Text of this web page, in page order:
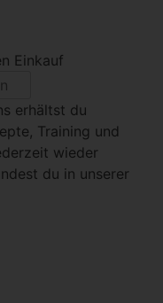
Einkauf
erhältst du
Training und
wieder
du in unserer